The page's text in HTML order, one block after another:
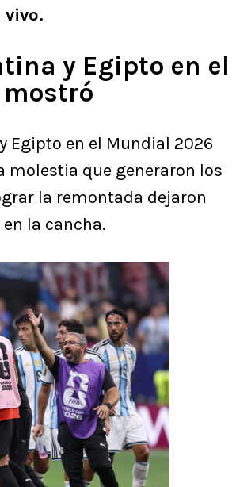
vivo.
y Egipto en el
Egipto en el Mundial 2026
molestia que generaron los
la remontada dejaron
la cancha.